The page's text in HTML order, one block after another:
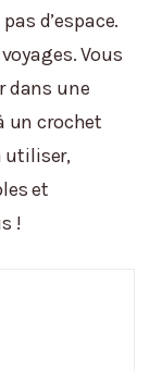
d’espace.
Vous
dans une
un crochet
utiliser,
et
!